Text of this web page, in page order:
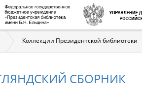
Коллекции Президентской библиотеки
СБОРНИК